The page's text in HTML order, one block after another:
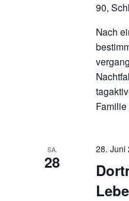
90,
Nach
SA.
28
28. Juni